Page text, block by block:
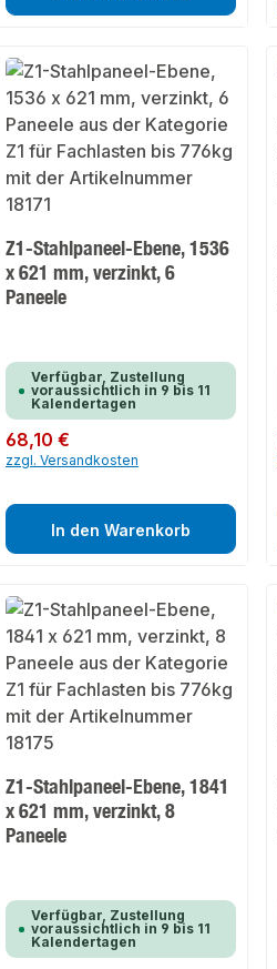
Z1-Stahlpaneel-Ebene, 1536
x 621 mm, verzinkt, 6
Paneele
Verfügbar, Zustellung
voraussichtlich in 9 bis 11
Kalendertagen
Regulärer Preis:
68,10 €
zzgl. Versandkosten
In den Warenkorb
Z1-Stahlpaneel-Ebene, 1841
x 621 mm, verzinkt, 8
Paneele
Verfügbar, Zustellung
voraussichtlich in 9 bis 11
Kalendertagen